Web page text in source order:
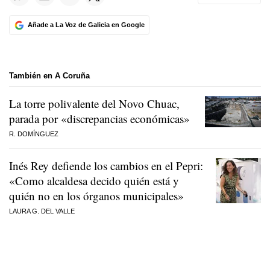
Añade a La Voz de Galicia en Google
También en A Coruña
La torre polivalente del Novo Chuac,
parada por «discrepancias económicas»
R. DOMÍNGUEZ
Inés Rey defiende los cambios en el Pepri:
«Como alcaldesa decido quién está y
quién no en los órganos municipales»
LAURA G. DEL VALLE